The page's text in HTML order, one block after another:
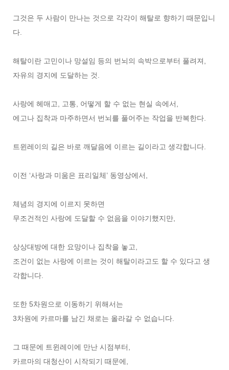
그것은 두 사람이 만나는 것으로 각각이 해탈로 향하기 때문입니
다.
해탈이란 고민이나 망설임 등의 번뇌의 속박으로부터 풀려져,
자유의 경지에 도달하는 것.
사랑에 헤매고, 고통, 어떻게 할 수 없는 현실 속에서,
에고나 집착과 마주하면서 번뇌를 풀어주는 작업을 반복한다.
트윈레이의 길은 바로 깨달음에 이르는 길이라고 생각합니다.
이전 ‘사랑과 미움은 표리일체’ 동영상에서,
체념의 경지에 이르지 못하면
무조건적인 사랑에 도달할 수 없음을 이야기했지만,
상상대방에 대한 요망이나 집착을 놓고,
조건이 없는 사랑에 이르는 것이 해탈이라고도 할 수 있다고 생
각합니다.
또한 5차원으로 이동하기 위해서는
3차원에 카르마를 남긴 채로는 올라갈 수 없습니다.
그 때문에 트윈레이에 만난 시점부터,
카르마의 대청산이 시작되기 때문에,